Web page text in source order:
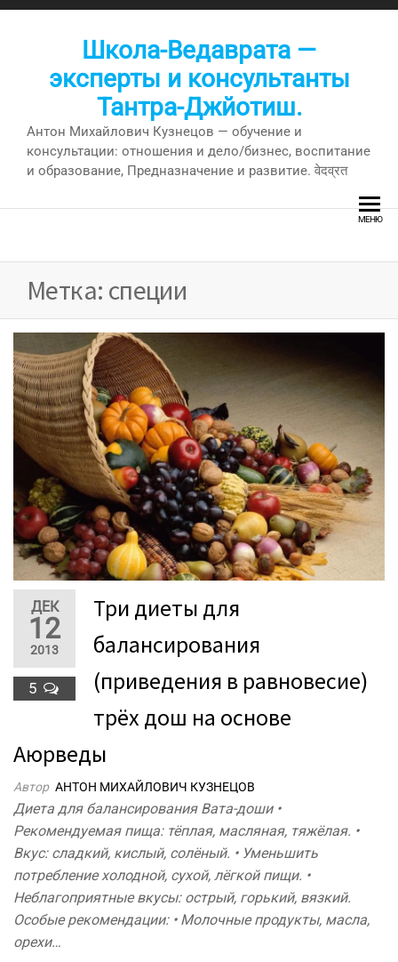
Перейти
Школа-Ведаврата —
эксперты и консультанты
Тантра-Джйотиш.
Антон Михайлович Кузнецов — обучение и
консультации: отношения и дело/бизнес, воспитание
и образование, Предназначение и развитие. वेदव्रत
МЕНЮ
Метка: специи
ДЕК
12
2013
5
Три диеты для
балансирования
(приведения в равновесие)
трёх дош на основе
Аюрведы
Автор АНТОН МИХАЙЛОВИЧ КУЗНЕЦОВ
Диета для балансирования Вата-доши •
Рекомендуемая пища: тёплая, масляная, тяжёлая. •
Вкус: сладкий, кислый, солёный. • Уменьшить
потребление холодной, сухой, лёгкой пищи. •
Неблагоприятные вкусы: острый, горький, вязкий.
Особые рекомендации: • Молочные продукты, масла,
орехи…